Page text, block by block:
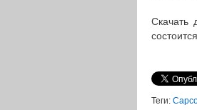
Скачать
Теги: